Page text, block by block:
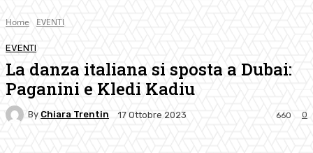
Home EVENTI
EVENTI
La danza italiana si sposta a Dubai:
Paganini e Kledi Kadiu
By Chiara Trentin 17 Ottobre 2023 0
660